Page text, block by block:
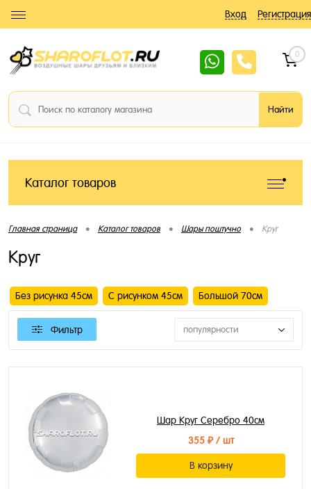
Вход Регистрация
0
Каталог товаров
Главная страница • Каталог товаров • Шары поштучно • Круг
Круг
Без рисунка 45см С рисунком 45см Большой 70см
Фильтр популярности
Шар Круг Серебро 40см
355 ₽/ шт
В корзину